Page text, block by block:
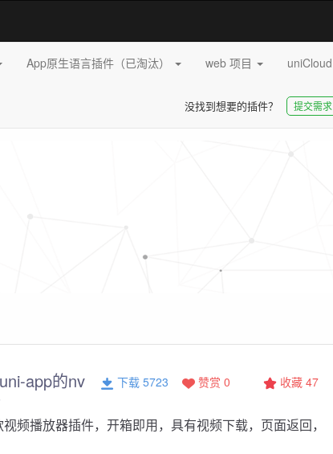
App原生语言插件（已淘汰） web 项目 uniCloud
没找到想要的插件？ 提交需求
app的nv 收藏 47
赞赏 0
下载 5723
频播放器插件，开箱即用，具有视频下载，页面返回，